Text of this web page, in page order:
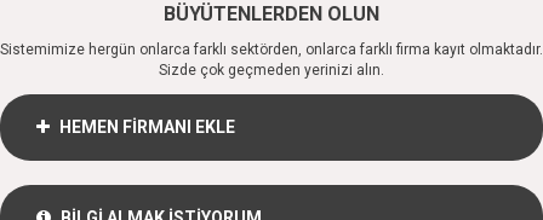
BÜYÜTENLERDEN OLUN
Sistemimize hergün onlarca farklı sektörden, onlarca farklı firma kayıt olmaktadır.
Sizde çok geçmeden yerinizi alın.
HEMEN FİRMANI EKLE